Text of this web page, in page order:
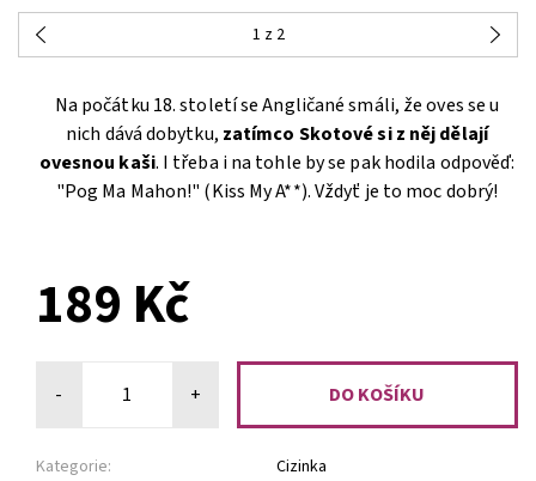
1 z 2
Na počátku 18. století se Angličané smáli, že oves se u
nich dává dobytku, zatímco Skotové si z něj dělají
ovesnou kaši. I třeba i na tohle by se pak hodila odpověď:
"Pog Ma Mahon!" (Kiss My A**). Vždyť je to moc dobrý!
189 Kč
- +
Kategorie: Cizinka